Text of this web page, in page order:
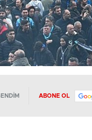
ABONE OL